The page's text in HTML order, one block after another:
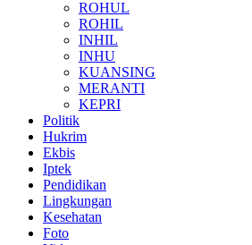
ROHUL
ROHIL
INHIL
INHU
KUANSING
MERANTI
KEPRI
Politik
Hukrim
Ekbis
Iptek
Pendidikan
Lingkungan
Kesehatan
Foto